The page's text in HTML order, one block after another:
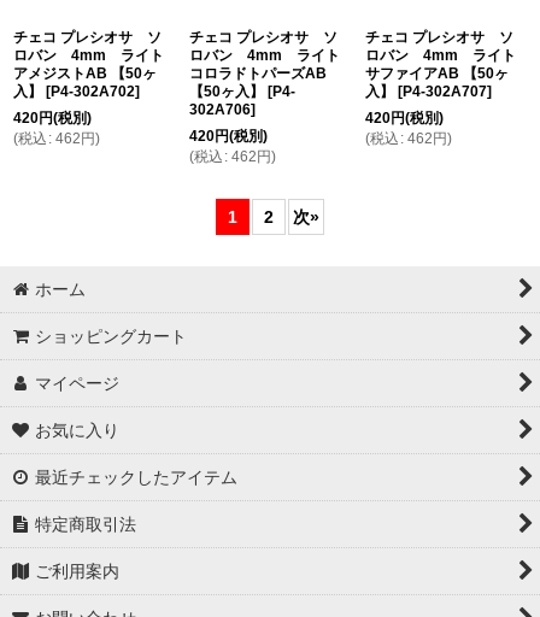
チェコ プレシオサ ソ
ロバン 4mm ライト
アメジストAB 【50ヶ
入】
[P4-302A702]
420円(税別)
(税込 : 462 円)
チェコ プレシオサ ソ
ロバン 4mm ライト
コロラドトパーズAB
【50ヶ入】
[P4-
302A706]
420円(税別)
(税込 : 462 円)
チェコ プレシオサ ソ
ロバン 4mm ライト
サファイアAB 【50ヶ
入】
[P4-302A707]
420円(税別)
(税込 : 462 円)
1 2 次»
ホーム
ショッピングカート
マイページ
お気に入り
最近チェックしたアイテム
特定商取引法
ご利用案内